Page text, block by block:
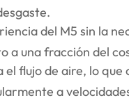
del M5 sin la
a una fracción del
flujo de aire, lo que
a